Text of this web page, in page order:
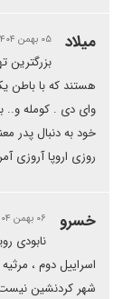
میلاد ۰۵ بهمن ۱۴۰۴ | ۱۴:۰۴
بزرگترین
هستند که با
وای دی . کومله و..‌
خود به دنبال پدر
روزی اروپا آروزی
خسرو ۰۶ بهمن ۱۴۰۴ | ۱۲:۴۱
نابودی
شهر کردنشین